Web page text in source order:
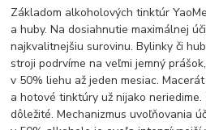
Základom alkoholových tinktúr
a huby. Na dosiahnutie maximálnej
najkvalitnejšiu surovinu. Bylinky či
stroji podrvíme na veľmi jemný
v 50% liehu až jeden mesiac.
a hotové tinktúry už nijako neriedime.
dôležité. Mechanizmus uvoľňovania